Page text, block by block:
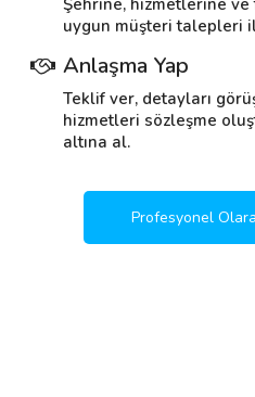
Şehrine, hizmetlerine ve
uygun müşteri talepleri
Anlaşma Yap
Teklif ver, detayları
hizmetleri sözleşme
altına al.
Profesyonel